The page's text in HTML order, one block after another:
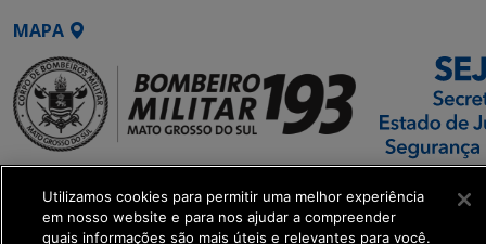
MAPA
SETDIG | Secretaria-
Executiva de
Transformação Digital
Utilizamos cookies para permitir uma melhor experiência
em nosso website e para nos ajudar a compreender
quais informações são mais úteis e relevantes para você.